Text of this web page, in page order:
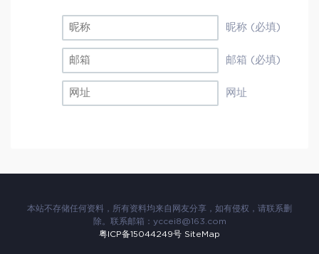
昵称 (必填)
邮箱 (必填)
网址
本站不存储任何资料，所有资料均来自网友分享，如有侵权，请联系删
除。联系邮箱： yccei8@163.com
粤ICP备15044249号 SiteMap